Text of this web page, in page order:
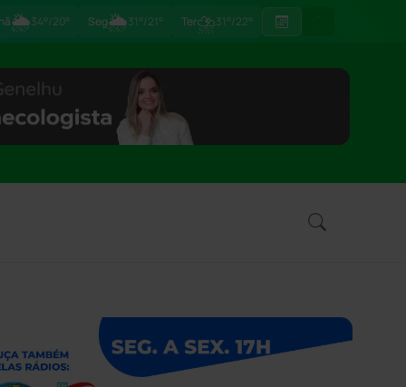
🌦34°/20° Seg🌦31°/21° Ter⛈31°/22°